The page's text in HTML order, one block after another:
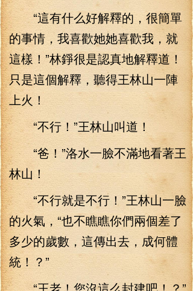
“這有什么好解釋的，很簡單
的事情，我喜歡她她喜歡我，就
這樣！”林錚很是認真地解釋道！
只是這個解釋，聽得王林山一陣
上火！
“不行！”王林山叫道！
“爸！”洛水一臉不滿地看著王
林山！
“不行就是不行！”王林山一臉
的火氣，“也不瞧瞧你們兩個差了
多少的歲數，這傳出去，成何體
統！？”